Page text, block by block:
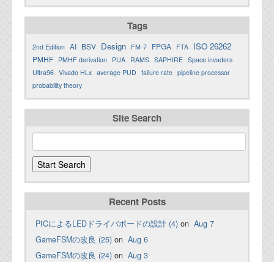
Tags
2nd Edition AI BSV Design FM-7 FPGA FTA ISO 26262
PMHF PMHF derivation PUA RAMS SAPHIRE Space invaders
Ultra96 Vivado HLx average PUD failure rate pipeline processor
probability theory
Site Search
Recent Posts
PICによるLEDドライバボードの設計 (4) on Aug 7
GameFSMの改良 (25) on Aug 6
GameFSMの改良 (24) on Aug 3